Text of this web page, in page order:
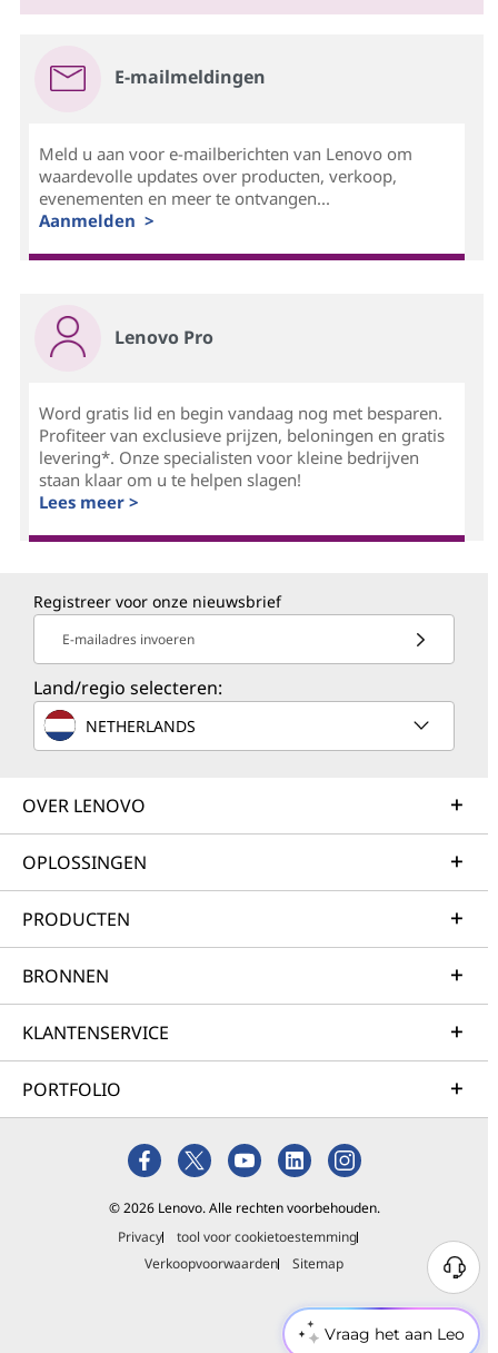
Vraag het aan Leo
E-mailmeldingen
Meld u aan voor e-mailberichten van Lenovo om
waardevolle updates over producten, verkoop,
evenementen en meer te ontvangen...
Aanmelden >
Lenovo Pro
Word gratis lid en begin vandaag nog met besparen.
Profiteer van exclusieve prijzen, beloningen en gratis
levering*. Onze specialisten voor kleine bedrijven
staan klaar om u te helpen slagen!
Lees meer >
Registreer voor onze nieuwsbrief
E-mailadres invoeren
Land/regio selecteren:
NETHERLANDS
OVER LENOVO
OPLOSSINGEN
PRODUCTEN
BRONNEN
KLANTENSERVICE
PORTFOLIO
© 2026 Lenovo. Alle rechten voorbehouden.
Privacy
tool voor cookietoestemming
Verkoopvoorwaarden
Sitemap